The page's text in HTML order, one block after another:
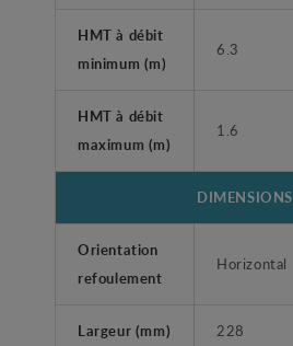
HMT à débit
minimum (m)
6.3
HMT à débit
maximum (m)
1.6
DIMENSIONS
Orientation
refoulement
Horizontal
Largeur (mm) 228